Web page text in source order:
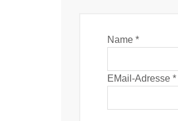
Name *
EMail-Adresse *